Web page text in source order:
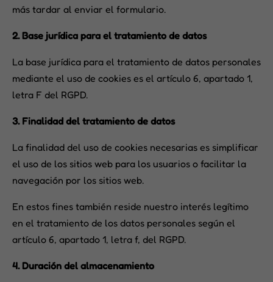
más tardar al enviar el formulario.
2. Base jurídica para el tratamiento de datos
La base jurídica para el tratamiento de datos personales
mediante el uso de cookies es el artículo 6, apartado 1,
letra F del RGPD.
3. Finalidad del tratamiento de datos
La finalidad del uso de cookies necesarias es simplificar
el uso de los sitios web para los usuarios o facilitar la
navegación por los sitios web.
En estos fines también reside nuestro interés legítimo
en el tratamiento de los datos personales según el
artículo 6, apartado 1, letra f, del RGPD.
4. Duración del almacenamiento